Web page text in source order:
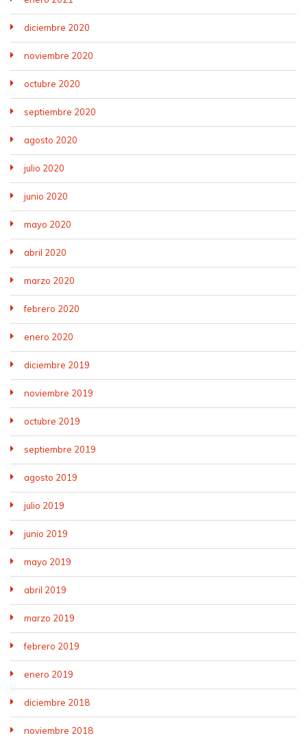
diciembre 2020
noviembre 2020
octubre 2020
septiembre 2020
agosto 2020
julio 2020
junio 2020
mayo 2020
abril 2020
marzo 2020
febrero 2020
enero 2020
diciembre 2019
noviembre 2019
octubre 2019
septiembre 2019
agosto 2019
julio 2019
junio 2019
mayo 2019
abril 2019
marzo 2019
febrero 2019
enero 2019
diciembre 2018
noviembre 2018